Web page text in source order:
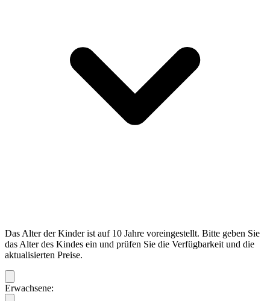
Das Alter der Kinder ist auf 10 Jahre voreingestellt. Bitte geben Sie
das Alter des Kindes ein und prüfen Sie die Verfügbarkeit und die
aktualisierten Preise.
Erwachsene: